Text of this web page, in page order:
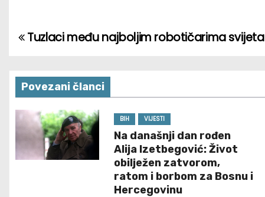
P
s
t
n
a
Tuzlaci među najboljim robotičarima svijeta
Povezani članci
BIH VIJESTI
Na današnji dan rođen
Alija Izetbegović: Život
obilježen zatvorom,
ratom i borbom za Bosnu i
Hercegovinu